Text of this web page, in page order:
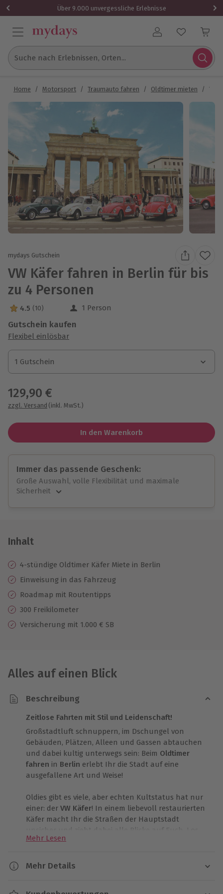
Über 9.000 unvergessliche Erlebnisse
Benutzerkonto
Suche nach Erlebnissen, Orten...
Home / Motorsport / Traumauto fahren / Oldtimer mieten / VW
mydays Gutschein
VW Käfer fahren in Berlin für bis
zu 4 Personen
4.5 Sterne von 5 aus 10 Bewertungen
4.5 (10) 1 Person
Gutschein kaufen
Flexibel einlösbar
1 Gutschein
1 Gutschein
1 Gutschein
129,90 €
zzgl. Versand (inkl. MwSt.)
In den Warenkorb
Immer das passende Geschenk:
Große Auswahl, volle Flexibilität und maximale
Sicherheit
Jeder Gutschein für alle Erlebnisse einlösbar.
10 Jahre gültig & verlängerbar.
Inhalt
4-stündige Oldtimer Käfer Miete in Berlin
Einweisung in das Fahrzeug
Roadmap mit Routentipps
300 Freikilometer
Versicherung mit 1.000 € SB
Alles auf einen Blick
Beschreibung
Zeitlose Fahrten mit Stil und Leidenschaft!
Großstadtluft schnuppern, im Dschungel von
Gebäuden, Plätzen, Alleen und Gassen abtauchen
und dabei kultig unterwegs sein: Beim Oldtimer
fahren in Berlin erlebt Ihr die Stadt auf eine
ausgefallene Art und Weise!
Oldies gibt es viele, aber echten Kultstatus hat nur
einer: der VW Käfer! In einem liebevoll restaurierten
Käfer macht Ihr die Straßen der Hauptstadt
unsicher und zieht dabei alle Blicke auf Euch. Los
geht Eure 4-stündige
macht Ihr Euch mit Eurem knuffigen Gefährt
Mehr Lesen
Mehr Details